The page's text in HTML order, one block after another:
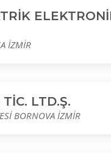
İZMİR
LTD.Ş.
BORNOVA İZMİR